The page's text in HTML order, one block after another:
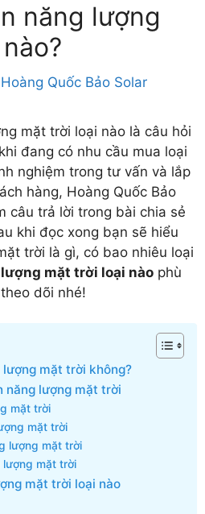
năng lượng
Hoàng Quốc Bảo Solar
mặt trời loại nào là câu hỏi
đang có nhu cầu mua loại
nghiệm trong tư vấn và lắp
hàng, Hoàng Quốc Bảo
câu trả lời trong bài chia sẻ
khi đọc xong bạn sẽ hiểu
trời là gì, có bao nhiêu loại
mặt trời loại nào phù
dõi nhé!
lượng mặt trời không?
năng lượng mặt trời
mặt trời
mặt trời
lượng mặt trời
mặt trời
mặt trời loại nào